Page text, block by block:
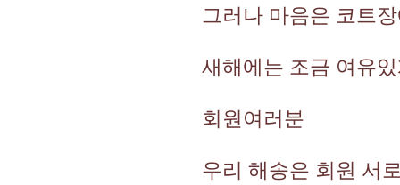
그러나 마음은 코트
새해에는 조금 여유
회원여러분
우리 해송은 회원 서